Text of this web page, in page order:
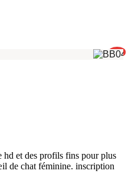
0
hd et des profils fins pour plus
de chat féminine. inscription